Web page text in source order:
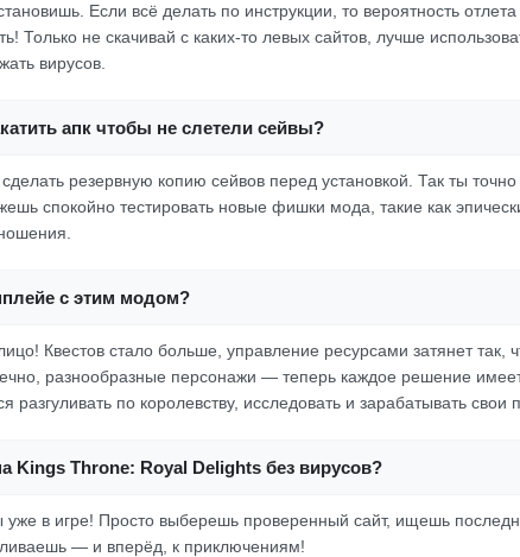
Если всё делать по инструкции, то вероятность
Только не скачивай с каких-то левых сайтов, лучше
вирусов.
апк чтобы не слетели сейвы?
резервную копию сейвов перед установкой. Так ты
спокойно тестировать новые фишки мода, такие как
с этим модом?
Квестов стало больше, управление ресурсами затянет так,
разнообразные персонажи — теперь каждое решение
разгуливать по королевству, исследовать и зарабатывать свои
Kings Throne: Royal Delights без вирусов?
уже в игре! Просто выберешь проверенный сайт, ищешь
— и вперёд, к приключениям!